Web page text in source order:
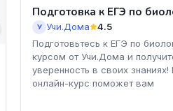
Подготовка к ЕГЭ по
У Учи.Дома
4.5
Подготовьтесь к ЕГЭ по
курсом от Учи.Дома и
уверенность в своих
онлайн-курс поможет вам